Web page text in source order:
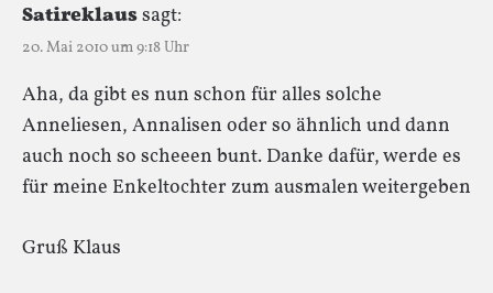
Satireklaussagt:
20. Mai 2010 um 9:18 Uhr
Aha, da gibt es nun schon für alles solche
Anneliesen, Annalisen oder so ähnlich und dann
auch noch so scheeen bunt. Danke dafür, werde es
für meine Enkeltochter zum ausmalen weitergeben
Gruß Klaus